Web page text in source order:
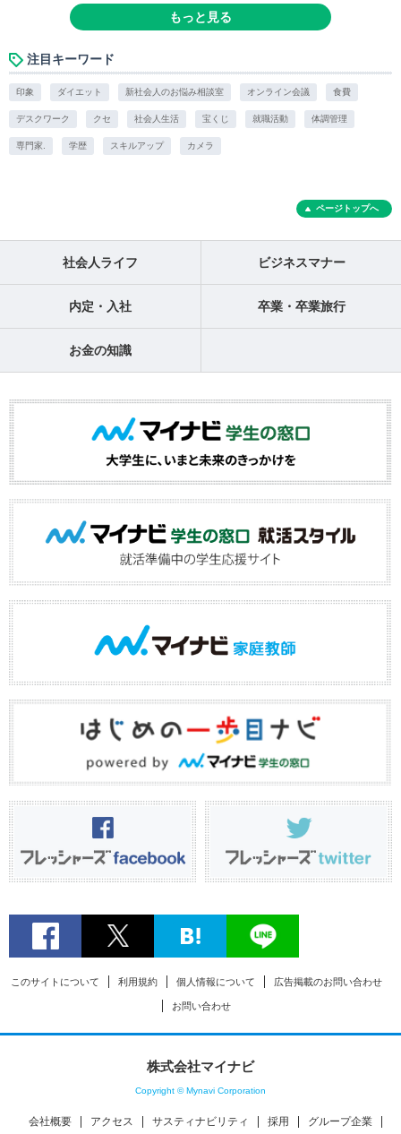
もっと見る
注目キーワード
印象 ダイエット 新社会人のお悩み相談室 オンライン会議 食費
デスクワーク クセ 社会人生活 宝くじ 就職活動 体調管理
専門家. 学歴 スキルアップ カメラ
ページトップへ
社会人ライフ ビジネスマナー
内定・入社 卒業・卒業旅行
お金の知識
このサイトについて 利用規約 個人情報について 広告掲載のお問い合わせ
お問い合わせ
株式会社マイナビ
Copyright © Mynavi Corporation
会社概要 アクセス サスティナビリティ 採用 グループ企業